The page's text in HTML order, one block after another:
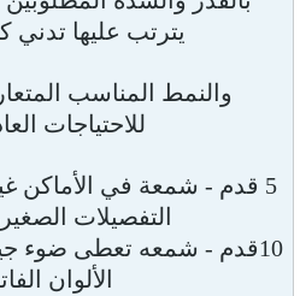
يترتب عليها تدني
والنمط المناسب
للاحتياجات
5 قدم - شمعة في الأماكن
التفصيلات
10قدم - شمعه تعطى ضوء
الألوان